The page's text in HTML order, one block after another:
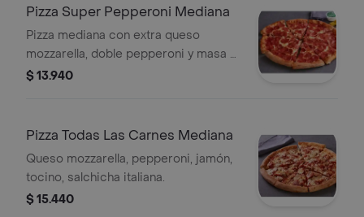
Pizza Super Pepperoni Mediana
Pizza mediana con extra queso
mozzarella, doble pepperoni y masa a
elegir.
$ 13.940
Pizza Todas Las Carnes Mediana
Queso mozzarella, pepperoni, jamón,
tocino, salchicha italiana.
$ 15.440